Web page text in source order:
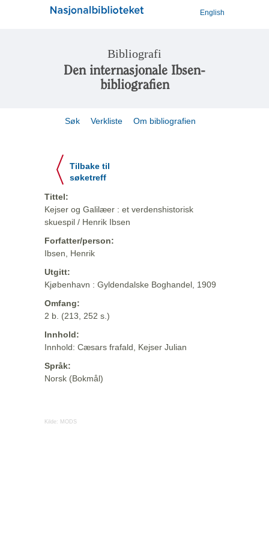
English
Bibliografi
Den internasjonale Ibsen-
bibliografien
Søk Verkliste Om bibliografien
Tilbake til
søketreff
Tittel:
Kejser og Galilæer : et verdenshistorisk
skuespil / Henrik Ibsen
Forfatter/person:
Ibsen, Henrik
Utgitt:
Kjøbenhavn : Gyldendalske Boghandel, 1909
Omfang:
2 b. (213, 252 s.)
Innhold:
Innhold: Cæsars frafald, Kejser Julian
Språk:
Norsk (Bokmål)
Kilde: MODS